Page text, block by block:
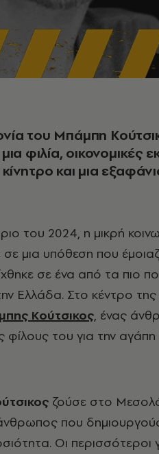
του Μπάμπη
φιλία, οικονομικές
και μια
του 2024, η μικρή
σε μια υπόθεση που
σε ένα από τα πιο
Ελλάδα. Στο κέντρο
Κούτσικος, ένας
του για την αγάπη
ζούσε στο
που
Οι περισσότεροι